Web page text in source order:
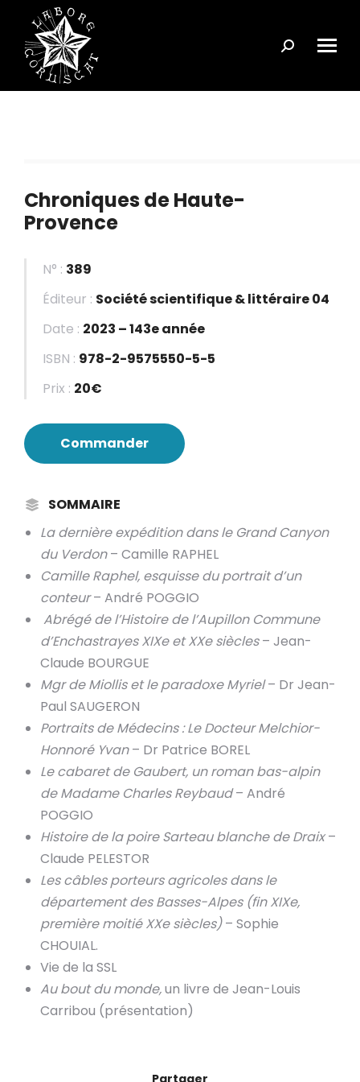
Search:
Chroniques de Haute-
Provence
N° : 389
Éditeur : Société scientifique & littéraire 04
Date : 2023 – 143e année
ISBN : 978-2-9575550-5-5
Prix : 20€
Commander
SOMMAIRE
La dernière expédition dans le Grand Canyon
du Verdon– Camille RAPHEL
Camille Raphel, esquisse du portrait d’un
conteur– André POGGIO
Abrégé de l’Histoire de l’Aupillon Commune
d’Enchastrayes XIXe et XXe siècles– Jean-
Claude BOURGUE
Mgr de Miollis et le paradoxe Myriel– Dr Jean-
Paul SAUGERON
Portraits de Médecins : Le Docteur Melchior-
Honnoré Yvan– Dr Patrice BOREL
Le cabaret de Gaubert, un roman bas-alpin
de Madame Charles Reybaud– André
POGGIO
Histoire de la poire Sarteau blanche de Draix–
Claude PELESTOR
Les câbles porteurs agricoles dans le
département des Basses-Alpes (fin XIXe,
première moitié XXe siècles)– Sophie
CHOUIAL.
Vie de la SSL
Au bout du monde,un livre de Jean-Louis
Carribou (présentation)
Partager